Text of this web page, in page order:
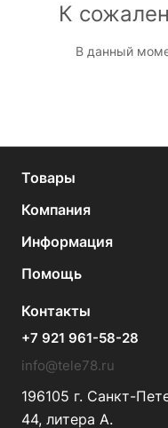
К
В данный
Товары
Компания
Информация
Помощь
Контакты
+7 921 961-58-28
info@tele78.ru
196105 г. Санкт-
44, литера А.